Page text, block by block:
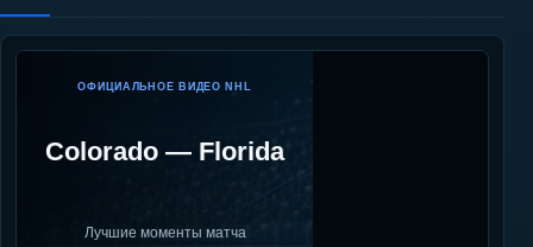
ОФИЦИАЛЬНОЕ ВИДЕО NHL
Colorado — Florida
Лучшие моменты матча